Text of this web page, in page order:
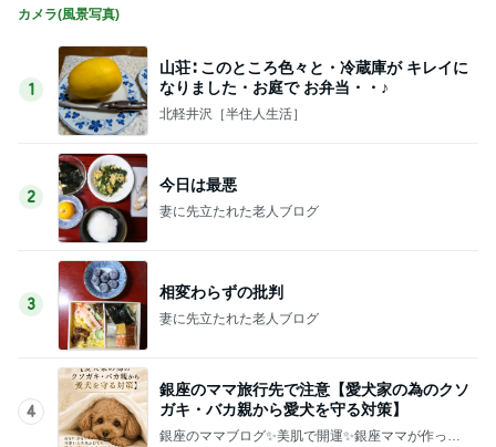
カメラ(風景写真)
1
山荘∶ このところ色々と・冷蔵庫が キレイに
なりました・お庭で お弁当・・♪
北軽井沢［半住人生活］
2
今日は最悪
妻に先立たれた老人ブログ
3
相変わらずの批判
妻に先立たれた老人ブログ
4
銀座のママ旅行先で注意【愛犬家の為のクソ
ガキ・バカ親から愛犬を守る対策】
銀座のママブログ✨美肌で開運✨銀座ママが作った